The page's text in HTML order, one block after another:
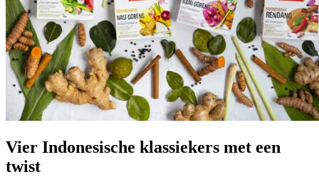
Vier Indonesische klassiekers met een
twist